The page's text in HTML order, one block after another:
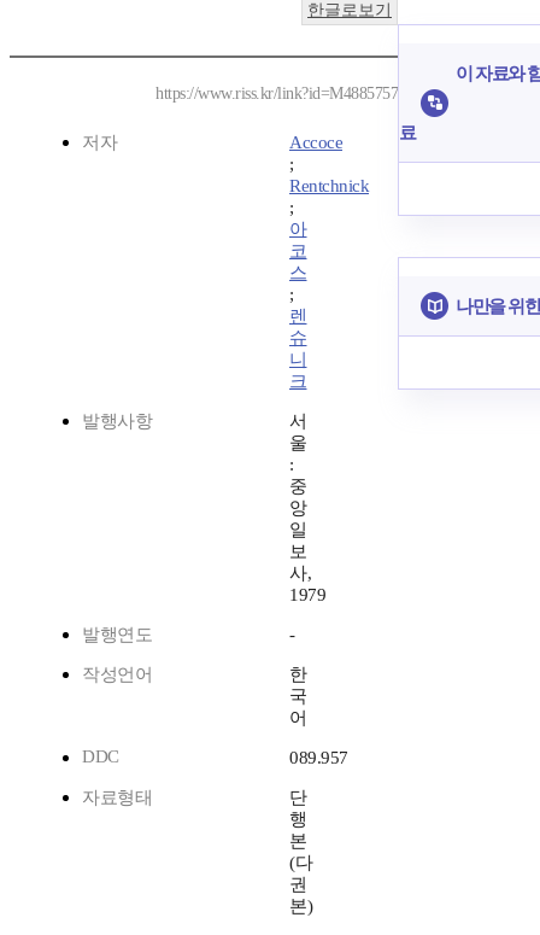
한글로보기
https://www.riss.kr/link?id=M4885757
저자
Accoce
;
Rentchnick
;
아
코
스
;
렌
슈
니
크
발행사항
서
울
:
중
앙
일
보
사,
1979
발행연도 -
작성언어
한
국
어
DDC
089.957
자료형태
단
행
본
(다
권
본)
이 자료와
료
나만을 위